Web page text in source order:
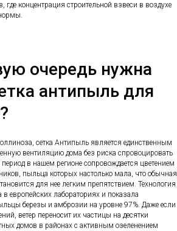
где концентрация строительной взвеси в воздухе
очередь нужна
антипыль для
сетка Антипыль является единственным
вентиляцию дома без риска спровоцировать
в нашем регионе сопровождается цветением
пыльца которых настолько мала, что обычная
для нее легким препятствием. Технология
в европейских лабораториях и показала
березы и амброзии на уровне 97%. Даже если
ветер переносит их частицы на десятки
домов в районах с активным озеленением